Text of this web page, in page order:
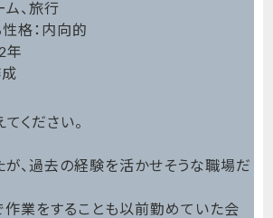
ム、旅行
格：内向的
年
ください。
、過去の経験を活かせそうな職場だ
作業をすることも以前勤めていた会